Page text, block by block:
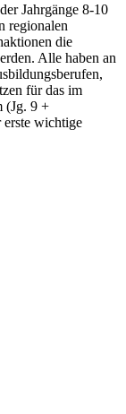
Jahrgänge 8-10
regionalen
die
Alle haben an
für das im
(Jg. 9 +
erste wichtige